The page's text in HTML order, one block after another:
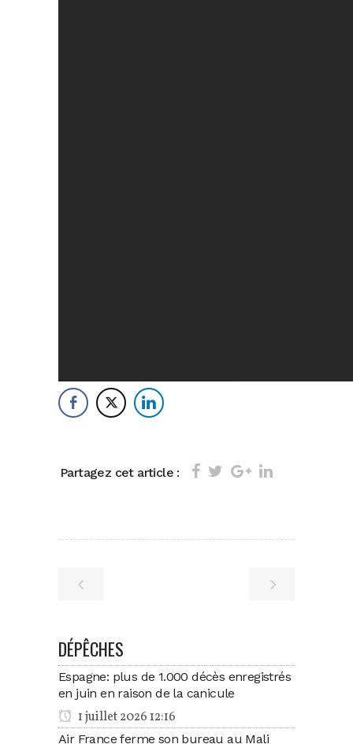
Partagez cet article :
DÉPÊCHES
Espagne: plus de 1.000 décès enregistrés
en juin en raison de la canicule
1 juillet 2026 12:16
Air France ferme son bureau au Mali